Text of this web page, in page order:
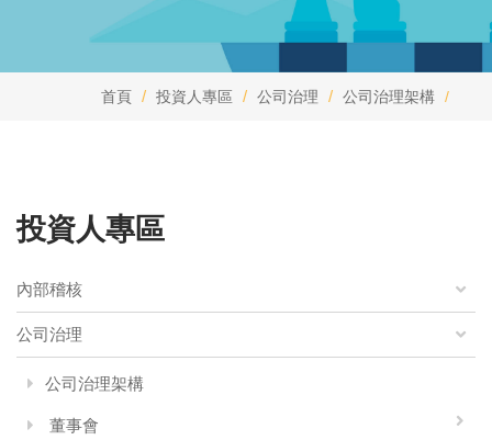
首頁 投資人專區 公司治理 公司治理架構
投資人專區
內部稽核
公司治理
公司治理架構
董事會